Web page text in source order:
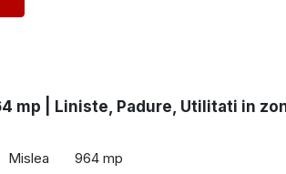
mp | Liniste, Padure, Utilitati in
Mislea 964 mp